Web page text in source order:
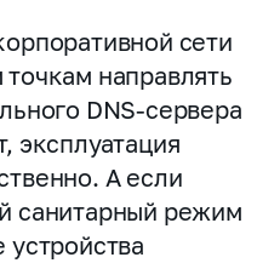
сети
направлять
DNS‑сервера
эксплуатация
А если
санитарный режим